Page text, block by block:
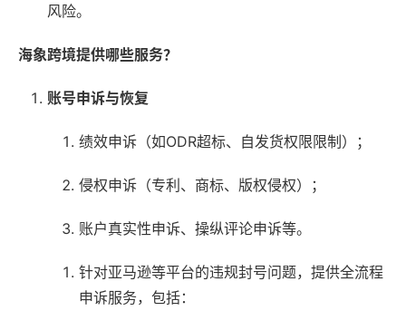
风险。
海象跨境提供哪些服务？
账号申诉与恢复
绩效申诉（如ODR超标、自发货权限限制）；
侵权申诉（专利、商标、版权侵权）；
账户真实性申诉、操纵评论申诉等。
针对亚马逊等平台的违规封号问题，提供全流程
申诉服务，包括：